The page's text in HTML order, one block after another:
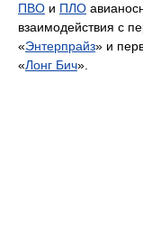
ПВО и ПЛО
взаимодействия с
«Энтерпрайз» и
«Лонг Бич».